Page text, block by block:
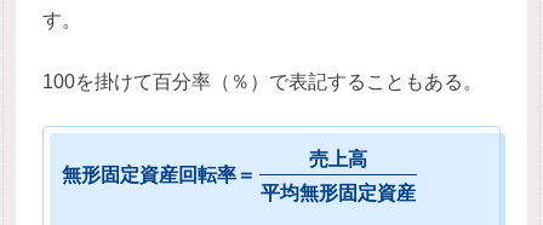
す。
100を掛けて百分率（％）で表記することもある。
無形固定資産回転率＝
売上高
平均無形固定資産